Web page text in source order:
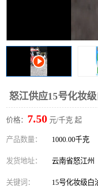
怒江供应15号化妆
价格： 7.50 元/千克 起
产品数量： 1000.00千克
发货地址： 云南省怒江州
关键词： 15号化妆级白